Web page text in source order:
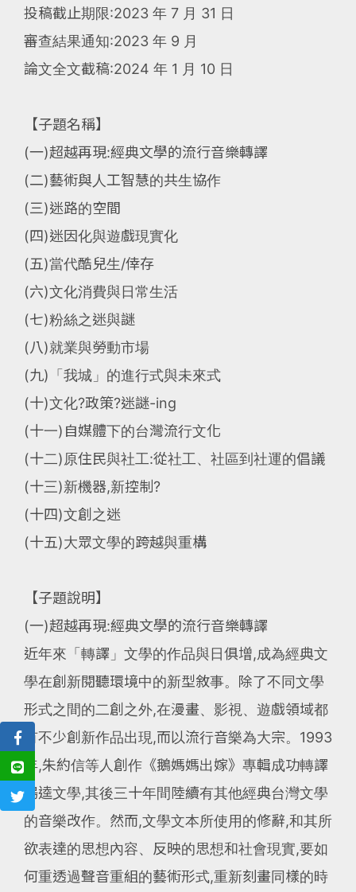
投稿截止期限:2023 年 7 月 31 日
審查結果通知:2023 年 9 月
論文全文截稿:2024 年 1 月 10 日
【子題名稱】
(一)超越再現:經典文學的流行音樂轉譯
(二)藝術與人工智慧的共生協作
(三)迷路的空間
(四)迷因化與遊戲現實化
(五)當代酷兒生/倖存
(六)文化消費與日常生活
(七)粉絲之迷與謎
(八)就業與勞動市場
(九)「我城」的進行式與未來式
(十)文化?政策?迷謎-ing
(十一)自媒體下的台灣流行文化
(十二)原住民與社工:從社工、社區到社運的倡議
(十三)新機器,新控制?
(十四)文創之迷
(十五)大眾文學的跨越與重構
【子題說明】
(一)超越再現:經典文學的流行音樂轉譯
近年來「轉譯」文學的作品與日俱增,成為經典文
學在創新閱聽環境中的新型敘事。除了不同文學
形式之間的二創之外,在漫畫、影視、遊戲領域都
有不少創新作品出現,而以流行音樂為大宗。1993
年,朱約信等人創作《鵝媽媽出嫁》專輯成功轉譯
楊逵文學,其後三十年間陸續有其他經典台灣文學
的音樂改作。然而,文學文本所使用的修辭,和其所
欲表達的思想內容、反映的思想和社會現實,要如
何重透過聲音重組的藝術形式,重新刻畫同樣的時